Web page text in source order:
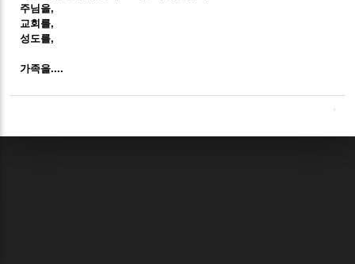
주님을,
교회를,
성도를,
가족을....